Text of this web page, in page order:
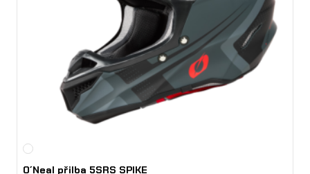
O´Neal přilba 5SRS SPIKE